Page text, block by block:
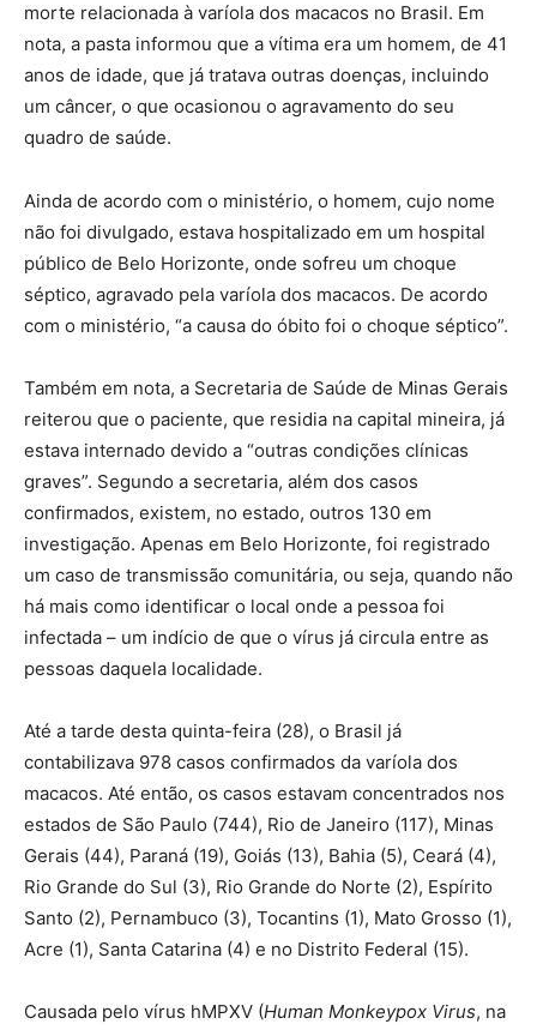
morte relacionada à varíola dos macacos no Brasil. Em
nota, a pasta informou que a vítima era um homem, de 41
anos de idade, que já tratava outras doenças, incluindo
um câncer, o que ocasionou o agravamento do seu
quadro de saúde.
Ainda de acordo com o ministério, o homem, cujo nome
não foi divulgado, estava hospitalizado em um hospital
público de Belo Horizonte, onde sofreu um choque
séptico, agravado pela varíola dos macacos. De acordo
com o ministério, “a causa do óbito foi o choque séptico”.
Também em nota, a Secretaria de Saúde de Minas Gerais
reiterou que o paciente, que residia na capital mineira, já
estava internado devido a “outras condições clínicas
graves”. Segundo a secretaria, além dos casos
confirmados, existem, no estado, outros 130 em
investigação. Apenas em Belo Horizonte, foi registrado
um caso de transmissão comunitária, ou seja, quando não
há mais como identificar o local onde a pessoa foi
infectada – um indício de que o vírus já circula entre as
pessoas daquela localidade.
Até a tarde desta quinta-feira (28), o Brasil já
contabilizava 978 casos confirmados da varíola dos
macacos. Até então, os casos estavam concentrados nos
estados de São Paulo (744), Rio de Janeiro (117), Minas
Gerais (44), Paraná (19), Goiás (13), Bahia (5), Ceará (4),
Rio Grande do Sul (3), Rio Grande do Norte (2), Espírito
Santo (2), Pernambuco (3), Tocantins (1), Mato Grosso (1),
Acre (1), Santa Catarina (4) e no Distrito Federal (15).
Causada pelo vírus hMPXV (Human Monkeypox Virus, na